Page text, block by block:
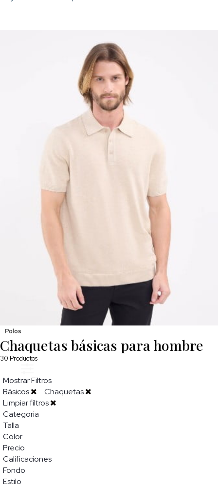
Polos
Chaquetas básicas para hombre
30 Productos
Mostrar Filtros
Básicos
Chaquetas
Limpiar filtros
Categoria
Talla
Color
Precio
Calificaciones
Fondo
Estilo